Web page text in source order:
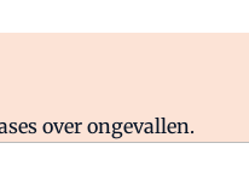
over ongevallen.